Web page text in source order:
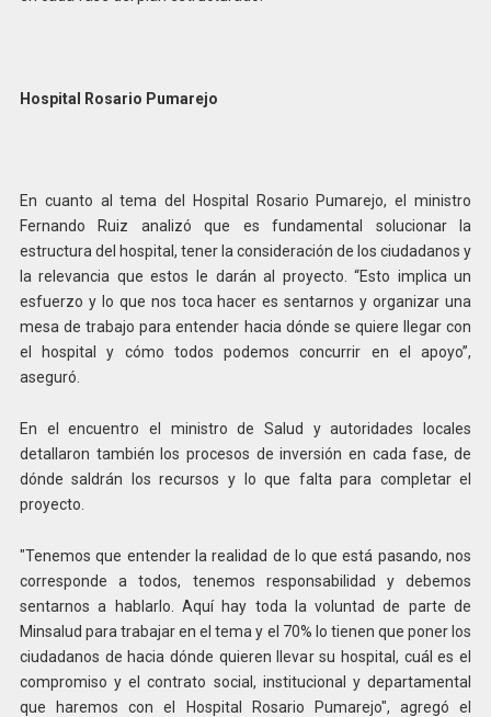
Hospital Rosario Pumarejo
En cuanto al tema del Hospital Rosario Pumarejo, el ministro
Fernando Ruiz analizó que es fundamental solucionar la
estructura del hospital, tener la consideración de los ciudadanos y
la relevancia que estos le darán al proyecto. “Esto implica un
esfuerzo y lo que nos toca hacer es sentarnos y organizar una
mesa de trabajo para entender hacia dónde se quiere llegar con
el hospital y cómo todos podemos concurrir en el apoyo”,
aseguró.
En el encuentro el ministro de Salud y autoridades locales
detallaron también los procesos de inversión en cada fase, de
dónde saldrán los recursos y lo que falta para completar el
proyecto.
"Tenemos que entender la realidad de lo que está pasando, nos
corresponde a todos, tenemos responsabilidad y debemos
sentarnos a hablarlo. Aquí hay toda la voluntad de parte de
Minsalud para trabajar en el tema y el 70% lo tienen que poner los
ciudadanos de hacia dónde quieren llevar su hospital, cuál es el
compromiso y el contrato social, institucional y departamental
que haremos con el Hospital Rosario Pumarejo", agregó el